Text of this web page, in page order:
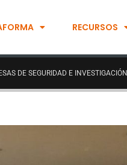
RECURSOS
DE SEGURIDAD E INVESTIGACIÓN